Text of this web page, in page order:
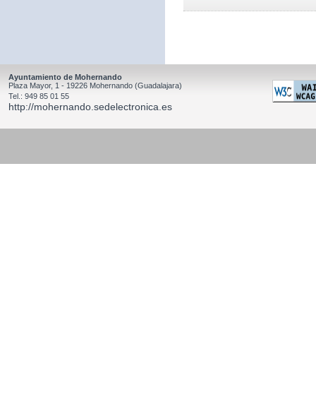
Ayuntamiento de Mohernando
Plaza Mayor, 1 - 19226 Mohernando (Guadalajara)
Tel.: 949 85 01 55
http://mohernando.sedelectronica.es